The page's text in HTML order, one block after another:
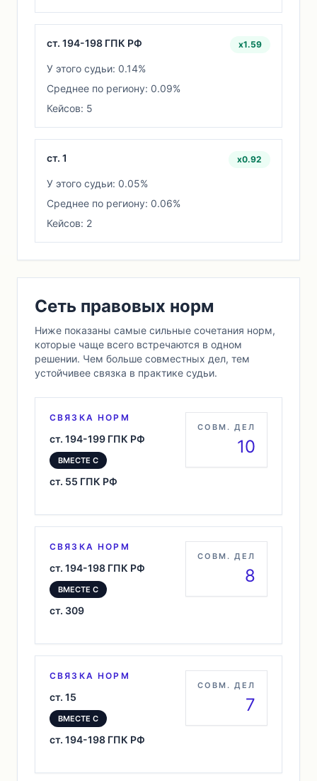
ст. 194-198 ГПК РФ x1.59
У этого судьи: 0.14%
Среднее по региону: 0.09%
Кейсов: 5
ст. 1 x0.92
У этого судьи: 0.05%
Среднее по региону: 0.06%
Кейсов: 2
Сеть правовых норм
Ниже показаны самые сильные сочетания норм,
которые чаще всего встречаются в одном
решении. Чем больше совместных дел, тем
устойчивее связка в практике судьи.
СВЯЗКА НОРМ
ст. 194-199 ГПК РФ
ВМЕСТЕ С
ст. 55 ГПК РФ
СОВМ. ДЕЛ
10
СВЯЗКА НОРМ
ст. 194-198 ГПК РФ
ВМЕСТЕ С
ст. 309
СОВМ. ДЕЛ
8
СВЯЗКА НОРМ
ст. 15
ВМЕСТЕ С
ст. 194-198 ГПК РФ
СОВМ. ДЕЛ
7